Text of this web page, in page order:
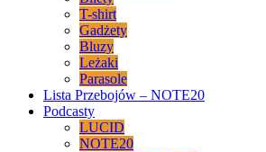
T-shirt
Gadżety
Bluzy
Leżaki
Parasole
Lista Przebojów – NOTE20
Podcasty
LUCID
NOTE20